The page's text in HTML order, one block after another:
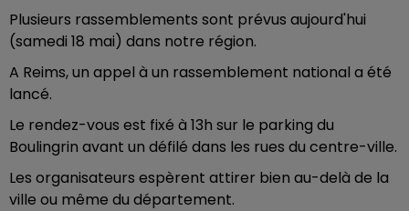
Plusieurs rassemblements sont prévus aujourd'hui
(samedi 18 mai) dans notre région.
A Reims, un appel à un rassemblement national a été
lancé.
Le rendez-vous est fixé à 13h sur le parking du
Boulingrin avant un défilé dans les rues du centre-ville.
Les organisateurs espèrent attirer bien au-delà de la
ville ou même du département.